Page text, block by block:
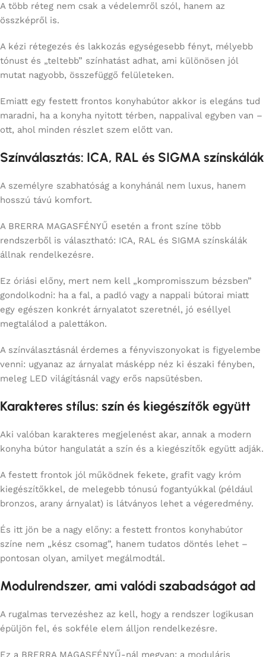
A több réteg nem csak a védelemről szól, hanem az
összképről is.
A kézi rétegezés és lakkozás egységesebb fényt, mélyebb
tónust és „teltebb” színhatást adhat, ami különösen jól
mutat nagyobb, összefüggő felületeken.
Emiatt egy festett frontos konyhabútor akkor is elegáns tud
maradni, ha a konyha nyitott térben, nappalival egyben van –
ott, ahol minden részlet szem előtt van.
Színválasztás: ICA, RAL és SIGMA színskálák
A személyre szabhatóság a konyhánál nem luxus, hanem
hosszú távú komfort.
A BRERRA MAGASFÉNYŰ esetén a front színe több
rendszerből is választható: ICA, RAL és SIGMA színskálák
állnak rendelkezésre.
Ez óriási előny, mert nem kell „kompromisszum bézsben”
gondolkodni: ha a fal, a padló vagy a nappali bútorai miatt
egy egészen konkrét árnyalatot szeretnél, jó eséllyel
megtalálod a palettákon.
A színválasztásnál érdemes a fényviszonyokat is figyelembe
venni: ugyanaz az árnyalat másképp néz ki északi fényben,
meleg LED világításnál vagy erős napsütésben.
Karakteres stílus: szín és kiegészítők együtt
Aki valóban karakteres megjelenést akar, annak a modern
konyha bútor hangulatát a szín és a kiegészítők együtt adják.
A festett frontok jól működnek fekete, grafit vagy króm
kiegészítőkkel, de melegebb tónusú fogantyúkkal (például
bronzos, arany árnyalat) is látványos lehet a végeredmény.
És itt jön be a nagy előny: a festett frontos konyhabútor
színe nem „kész csomag”, hanem tudatos döntés lehet –
pontosan olyan, amilyet megálmodtál.
Modulrendszer, ami valódi szabadságot ad
A rugalmas tervezéshez az kell, hogy a rendszer logikusan
épüljön fel, és sokféle elem álljon rendelkezésre.
Ez a BRERRA MAGASFÉNYŰ-nál megvan: a moduláris